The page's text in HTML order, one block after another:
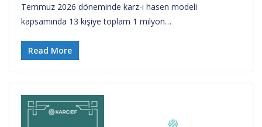
Temmuz 2026 döneminde karz-ı hasen modeli
kapsamında 13 kişiye toplam 1 milyon…
Read More